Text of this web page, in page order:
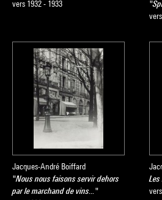
vers 1932 - 1933
Jacques-André Boiffard
"Nous nous faisons servir dehors
par le marchand de vins..."